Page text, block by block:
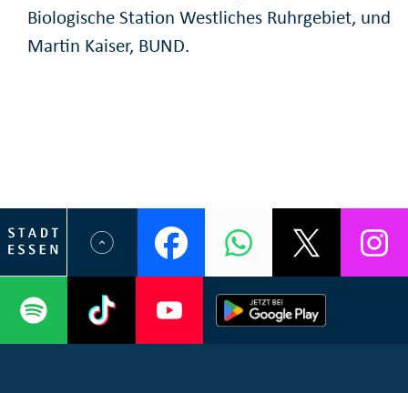
Biologische Station Westliches Ruhrgebiet, und
Martin Kaiser, BUND.